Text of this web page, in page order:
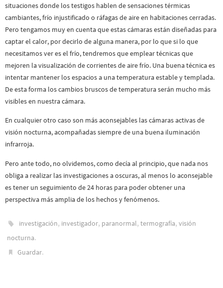
situaciones donde los testigos hablen de sensaciones térmicas
cambiantes, frío injustificado o ráfagas de aire en habitaciones cerradas.
Pero tengamos muy en cuenta que estas cámaras están diseñadas para
captar el calor, por decirlo de alguna manera, por lo que si lo que
necesitamos ver es el frío, tendremos que emplear técnicas que
mejoren la visualización de corrientes de aire frío. Una buena técnica es
intentar mantener los espacios a una temperatura estable y templada.
De esta forma los cambios bruscos de temperatura serán mucho más
visibles en nuestra cámara.
En cualquier otro caso son más aconsejables las cámaras activas de
visión nocturna, acompañadas siempre de una buena iluminación
infrarroja.
Pero ante todo, no olvidemos, como decía al principio, que nada nos
obliga a realizar las investigaciones a oscuras, al menos lo aconsejable
es tener un seguimiento de 24 horas para poder obtener una
perspectiva más amplia de los hechos y fenómenos.
investigación, investigador, paranormal,termografía,visión
nocturna.
Guardar.